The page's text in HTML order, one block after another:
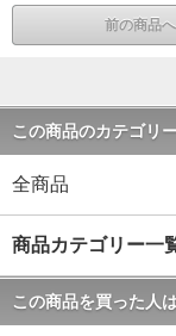
前の商品へ
この商品のカテゴリ
全商品
商品カテゴリー一
この商品を買った人